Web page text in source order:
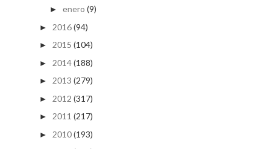
► enero (9)
► 2016(94)
► 2015 (104)
► 2014(188)
► 2013 (279)
► 2012 (317)
► 2011 (217)
► 2010(193)